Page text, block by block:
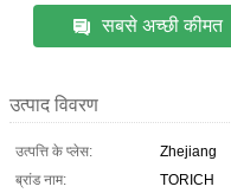
सबसे अच्छी कीमत
उत्पाद विवरण
उत्पत्ति के प्लेस:
Zhejiang
ब्रांड नाम:
TORICH